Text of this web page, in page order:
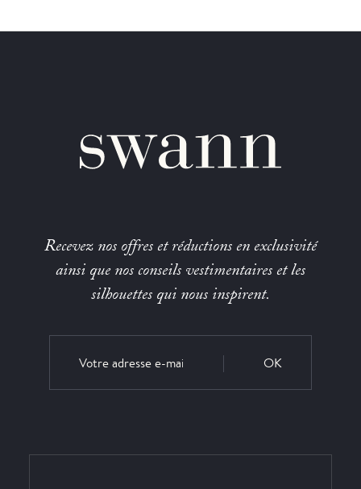
Recevez nos offres et réductions en exclusivité
ainsi que nos conseils vestimentaires et les
silhouettes qui nous inspirent.
OK